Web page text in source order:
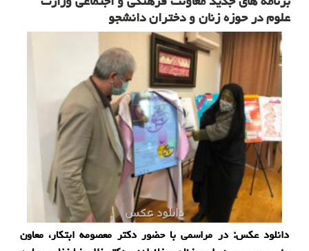
علوم در حوزه زنان و دختران دانشجو
دانلود عکس: در مراسمی با حضور دکتر معصومه ابتکار، معاون